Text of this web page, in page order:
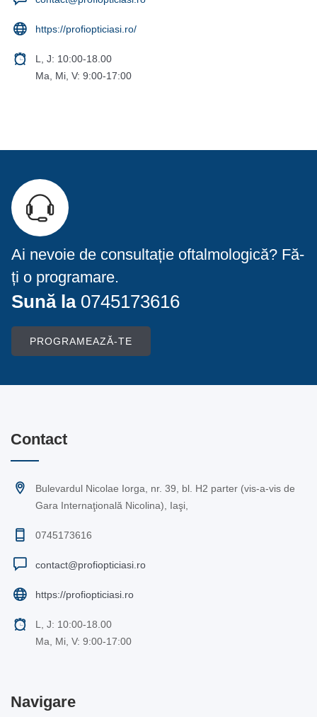
https://profiopticiasi.ro/
L, J: 10:00-18.00
Ma, Mi, V: 9:00-17:00
Ai nevoie de consultație oftalmologică? Fă-
ți o programare.
Sună la 0745173616
PROGRAMEAZĂ-TE
Contact
Bulevardul Nicolae Iorga, nr. 39, bl. H2 parter (vis-a-vis de
Gara Internaţională Nicolina), Iaşi,
0745173616
contact@profiopticiasi.ro
https://profiopticiasi.ro
L, J: 10:00-18.00
Ma, Mi, V: 9:00-17:00
Navigare